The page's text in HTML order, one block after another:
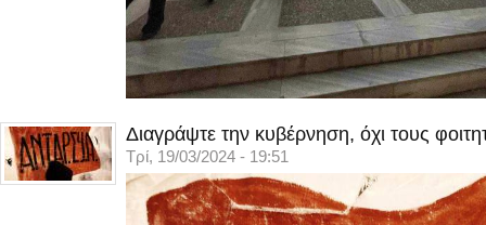
Διαγράψτε την κυβέρνηση, όχι τους
Τρί, 19/03/2024 - 19:51